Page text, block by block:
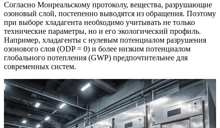
Согласно Монреальскому протоколу, вещества, разрушающие
озоновый слой, постепенно выводятся из обращения. Поэтому
при выборе хладагента необходимо учитывать не только
технические параметры, но и его экологический профиль.
Например, хладагенты с нулевым потенциалом разрушения
озонового слоя (ODP = 0) и более низким потенциалом
глобального потепления (GWP) предпочтительнее для
современных систем.